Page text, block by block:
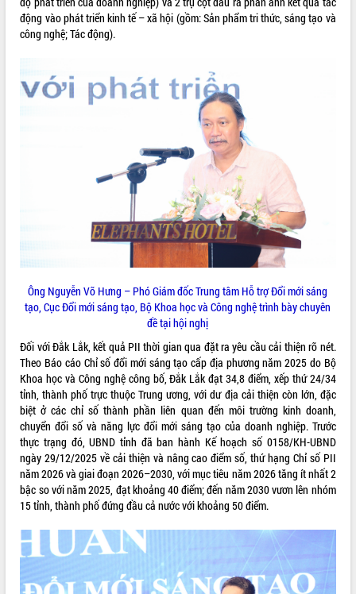
THỐNG KÊ TRUY CẬP
Hôm nay:
động vào phát triển kinh tế – xã hội (gồm: Sản phẩm tri thức, sáng tạo và
công nghệ; Tác động).
Ông Nguyễn Võ Hưng – Phó Giám đốc Trung tâm Hỗ trợ Đổi mới sáng
tạo, Cục Đổi mới sáng tạo, Bộ Khoa học và Công nghệ trìnhbày chuyên
đề tại hội nghị
Đối với Đắk Lắk, kết quả PII thời gian qua đặt ra yêu cầu cải thiện rõ nét.
Theo Báo cáo Chỉ số đổi mới sáng tạo cấp địa phương năm 2025 do Bộ
Khoa học và Công nghệ công bố, Đắk Lắk đạt 34,8 điểm, xếp thứ 24/34
tỉnh, thành phố trực thuộc Trung ương, với dư địa cải thiện còn lớn, đặc
biệt ở các chỉ số thành phần liên quan đến môi trường kinh doanh,
chuyển đổi số và năng lực đổi mới sáng tạo của doanh nghiệp. Trước
thực trạng đó, UBND tỉnh đã ban hành Kế hoạch số 0158/KH-UBND
ngày 29/12/2025 về cải thiện và nâng cao điểm số, thứ hạng Chỉ số PII
năm 2026 và giai đoạn 2026–2030, với mục tiêu năm 2026 tăng ít nhất 2
bậc so với năm 2025, đạt khoảng 40 điểm; đến năm 2030 vươn lên nhóm
15 tỉnh, thành phố đứng đầu cả nước với khoảng 50 điểm.